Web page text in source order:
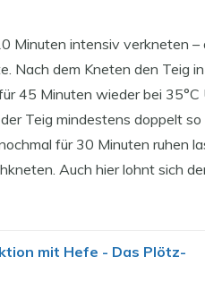
Minuten intensiv verkneten –
Nach dem Kneten den Teig
45 Minuten wieder bei 35°C
Teig mindestens doppelt so
für 30 Minuten ruhen
Auch hier lohnt sich
mit Hefe - Das Plötz-